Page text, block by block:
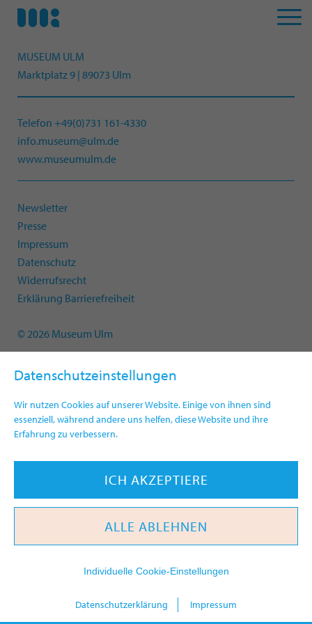
Datenschutzeinstellungen
Wir nutzen Cookies auf unserer Website. Einige von ihnen sind
essenziell, während andere uns helfen, diese Website und ihre
Erfahrung zu verbessern.
ICH AKZEPTIERE
ALLE ABLEHNEN
Individuelle Cookie-Einstellungen
Datenschutzerklärung Impressum
MUSEUM ULM
Marktplatz 9 | 89073 Ulm
Telefon +49(0)731 161-4330
info.museum@ulm.de
www.museumulm.de
Newsletter
Presse
Impressum
Datenschutz
Widerrufsrecht
Erklärung Barrierefreiheit
© 2026 Museum Ulm